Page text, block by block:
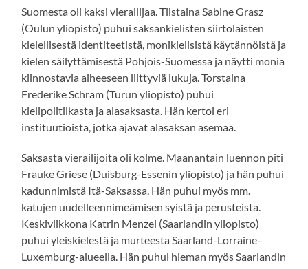
Suomesta oli kaksi vierailijaa. Tiistaina Sabine Grasz
(Oulun yliopisto) puhui saksankielisten siirtolaisten
kielellisestä identiteetistä, monikielisistä käytännöistä ja
kielen säilyttämisestä Pohjois-Suomessa ja näytti monia
kiinnostavia aiheeseen liittyviä lukuja. Torstaina
Frederike Schram (Turun yliopisto) puhui
kielipolitiikasta ja alasaksasta. Hän kertoi eri
instituutioista, jotka ajavat alasaksan asemaa.
Saksasta vierailijoita oli kolme. Maanantain luennon piti
Frauke Griese (Duisburg-Essenin yliopisto) ja hän puhui
kadunnimistä Itä-Saksassa. Hän puhui myös mm.
katujen uudelleennimeämisen syistä ja perusteista.
Keskiviikkona Katrin Menzel (Saarlandin yliopisto)
puhui yleiskielestä ja murteesta Saarland-Lorraine-
Luxemburg-alueella. Hän puhui hieman myös Saarlandin